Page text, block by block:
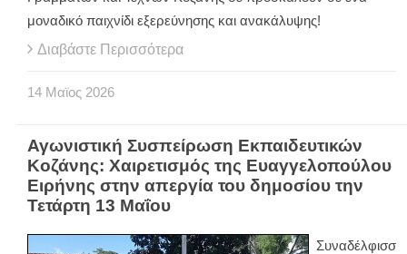
μοναδικό παιχνίδι εξερεύνησης και ανακάλυψης!
Διαβάστε Περισσότερα
14 Μαϊος 2026
Αγωνιστική Συσπείρωση Εκπαιδευτικών
Κοζάνης: Χαιρετισμός της Ευαγγελοπούλου
Ειρήνης στην απεργία του δημοσίου την
Τετάρτη 13 Μαΐου
Συναδέλφισσ